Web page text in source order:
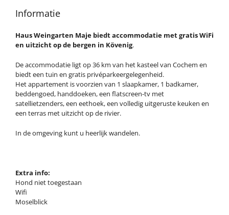
Informatie
Haus Weingarten Maje biedt accommodatie met gratis WiFi
en uitzicht op de bergen in Kövenig.
De accommodatie ligt op 36 km van het kasteel van Cochem en
biedt een tuin en gratis privéparkeergelegenheid.
Het appartement is voorzien van 1 slaapkamer, 1 badkamer,
beddengoed, handdoeken, een flatscreen-tv met
satellietzenders, een eethoek, een volledig uitgeruste keuken en
een terras met uitzicht op de rivier.
In de omgeving kunt u heerlijk wandelen.
Extra info:
Hond niet toegestaan
Wifi
Moselblick